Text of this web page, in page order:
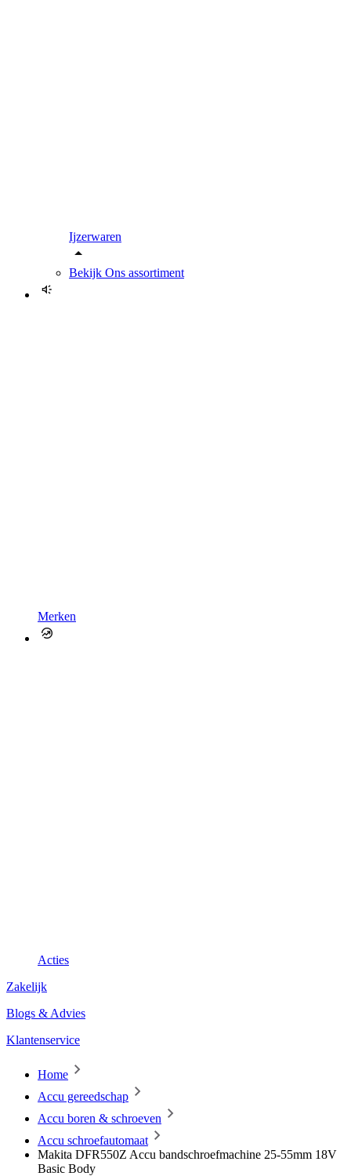
Ijzerwaren
Bekijk Ons assortiment
Merken
Acties
Zakelijk
Blogs & Advies
Klantenservice
Home
Accu gereedschap
Accu boren & schroeven
Accu schroefautomaat
Makita DFR550Z Accu bandschroefmachine 25-55mm 18V
Basic Body